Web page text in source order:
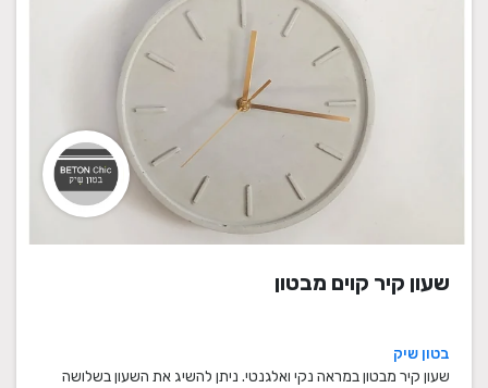
שעון קיר קוים מבטון
בטון שיק
שעון קיר מבטון במראה נקי ואלגנטי. ניתן להשיג את השעון בשלושה